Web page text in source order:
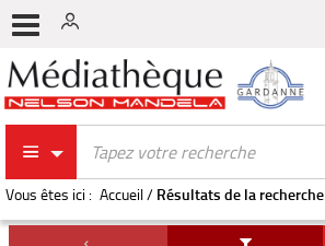
Vous êtes ici : Accueil/ Résultats de la recherche